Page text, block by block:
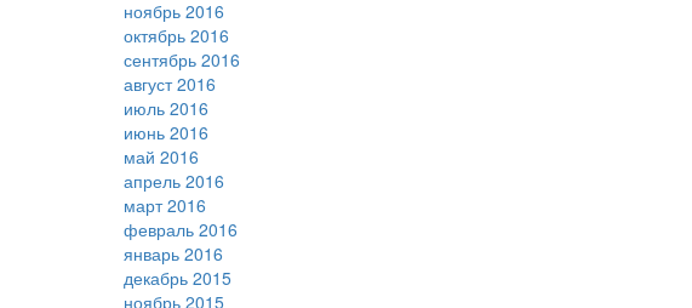
ноябрь 2016
октябрь 2016
сентябрь 2016
август 2016
июль 2016
июнь 2016
май 2016
апрель 2016
март 2016
февраль 2016
январь 2016
декабрь 2015
ноябрь 2015